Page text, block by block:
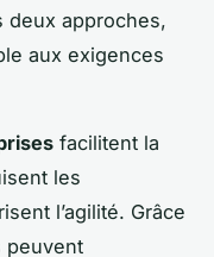
deux approches,
aux exigences
facilitent la
les
l’agilité. Grâce
peuvent